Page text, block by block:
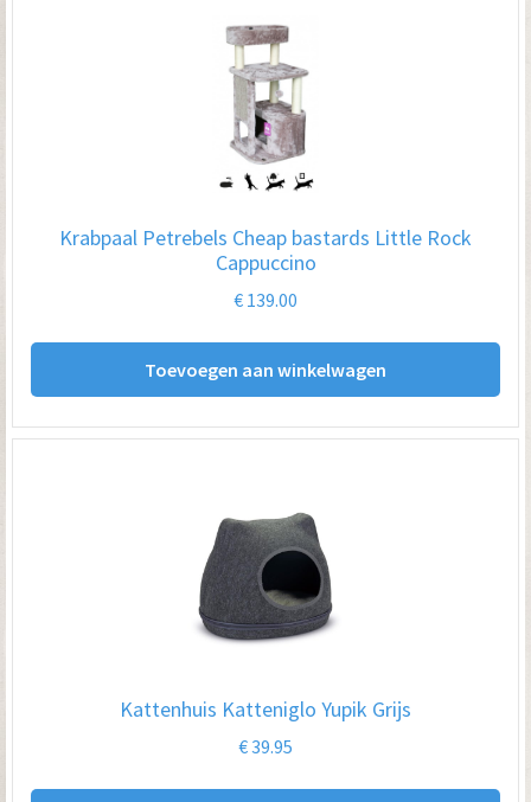
Krabpaal Petrebels Cheap bastards Little Rock
Cappuccino
€ 139.00
Toevoegen aan winkelwagen
Kattenhuis Katteniglo Yupik Grijs
€39.95